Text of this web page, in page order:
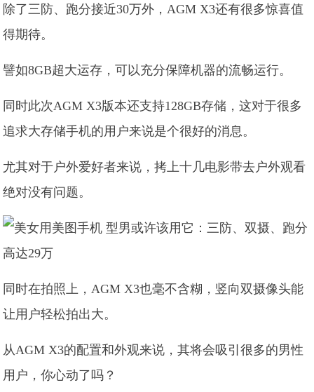
除了三防、跑分接近30万外，AGM X3还有很多惊喜值
得期待。
譬如8GB超大运存，可以充分保障机器的流畅运行。
同时此次AGM X3版本还支持128GB存储，这对于很多
追求大存储手机的用户来说是个很好的消息。
尤其对于户外爱好者来说，拷上十几电影带去户外观看
绝对没有问题。
同时在拍照上，AGM X3也毫不含糊，竖向双摄像头能
让用户轻松拍出大。
从AGM X3的配置和外观来说，其将会吸引很多的男性
用户，你心动了吗？